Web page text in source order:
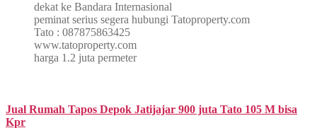
dekat ke Bandara Internasional
peminat serius segera hubungi Tatoproperty.com
Tato : 087875863425
www.tatoproperty.com
harga 1.2 juta permeter
Jual Rumah Tapos Depok Jatijajar 900 juta Tato 105 M bisa
Kpr